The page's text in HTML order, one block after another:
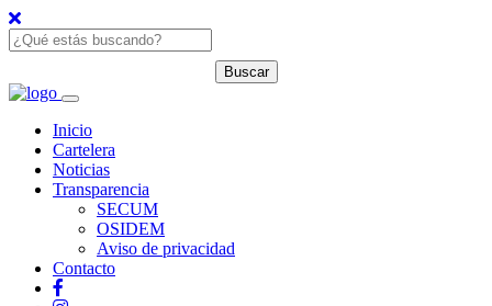
Inicio
Cartelera
Noticias
Transparencia
SECUM
OSIDEM
Aviso de privacidad
Contacto